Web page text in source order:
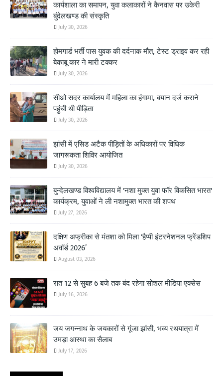
कार्यशाला का समापन, युवा कलाकारों ने कैनवास पर उकेरी
बुंदेलखण्ड की संस्कृति
July 30, 2026
होमगार्ड भर्ती पास युवक की दर्दनाक मौत, टेस्ट ड्राइव कर रही
बेकाबू कार ने मारी टक्कर
July 30, 2026
सीओ सदर कार्यालय में महिला का हंगामा, बयान दर्ज कराने
पहुंची थी पीड़िता
July 30, 2026
झांसी में एसिड अटैक पीड़ितों के अधिकारों पर विधिक
जागरूकता शिविर आयोजित
July 30, 2026
बुन्देलखण्ड विश्वविद्यालय में 'नशा मुक्त युवा फॉर विकसित भारत'
कार्यक्रम, युवाओं ने ली नशामुक्त भारत की शपथ
July 27, 2026
दक्षिण अफ्रीका से मंतशा को मिला ‘हैप्पी इंटरनेशनल फ्रेंडशिप
अवॉर्ड 2026’
August 03, 2026
रात 12 से सुबह 6 बजे तक बंद रहेगा सोशल मीडिया एक्सेस
July 16, 2026
जय जगन्नाथ के जयकारों से गूंजा झांसी, भव्य रथयात्रा में
उमड़ा आस्था का सैलाब
July 17, 2026